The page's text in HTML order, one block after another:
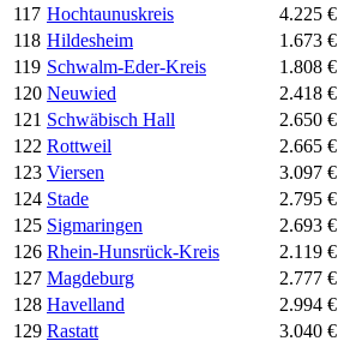
117 Hochtaunuskreis 4.225 €
118 Hildesheim 1.673 €
119 Schwalm-Eder-Kreis 1.808 €
120 Neuwied 2.418 €
121 Schwäbisch Hall 2.650 €
122 Rottweil 2.665 €
123 Viersen 3.097 €
124 Stade 2.795 €
125 Sigmaringen 2.693 €
126 Rhein-Hunsrück-Kreis 2.119 €
127 Magdeburg 2.777 €
128 Havelland 2.994 €
129 Rastatt 3.040 €